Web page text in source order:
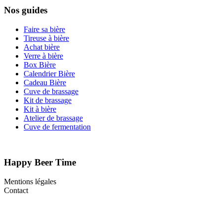
Nos guides
Faire sa bière
Tireuse à bière
Achat bière
Verre à bière
Box Bière
Calendrier Bière
Cadeau Bière
Cuve de brassage
Kit de brassage
Kit à bière
Atelier de brassage
Cuve de fermentation
Happy Beer Time
Mentions légales
Contact